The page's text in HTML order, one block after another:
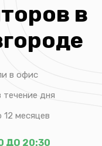
в
в офис
дня
месяцев
ДО 20:30